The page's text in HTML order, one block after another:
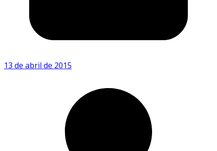
13 de abril de 2015